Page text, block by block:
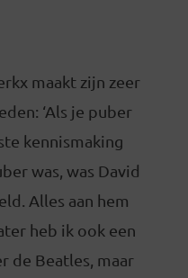
maakt zijn zeer
‘Als je puber
kennismaking
was, was David
Alles aan hem
heb ik ook een
de Beatles, maar